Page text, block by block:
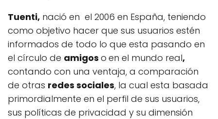
Tuenti, nació en el 2006 en España, teniendo
como objetivo hacer que sus usuarios estén
informados de todo lo que esta pasando en
el círculo de amigos o en el mundo real,
contando con una ventaja, a comparación
de otras redes sociales, la cual esta basada
primordialmente en el perfil de sus usuarios,
sus políticas de privacidad y su dimensión